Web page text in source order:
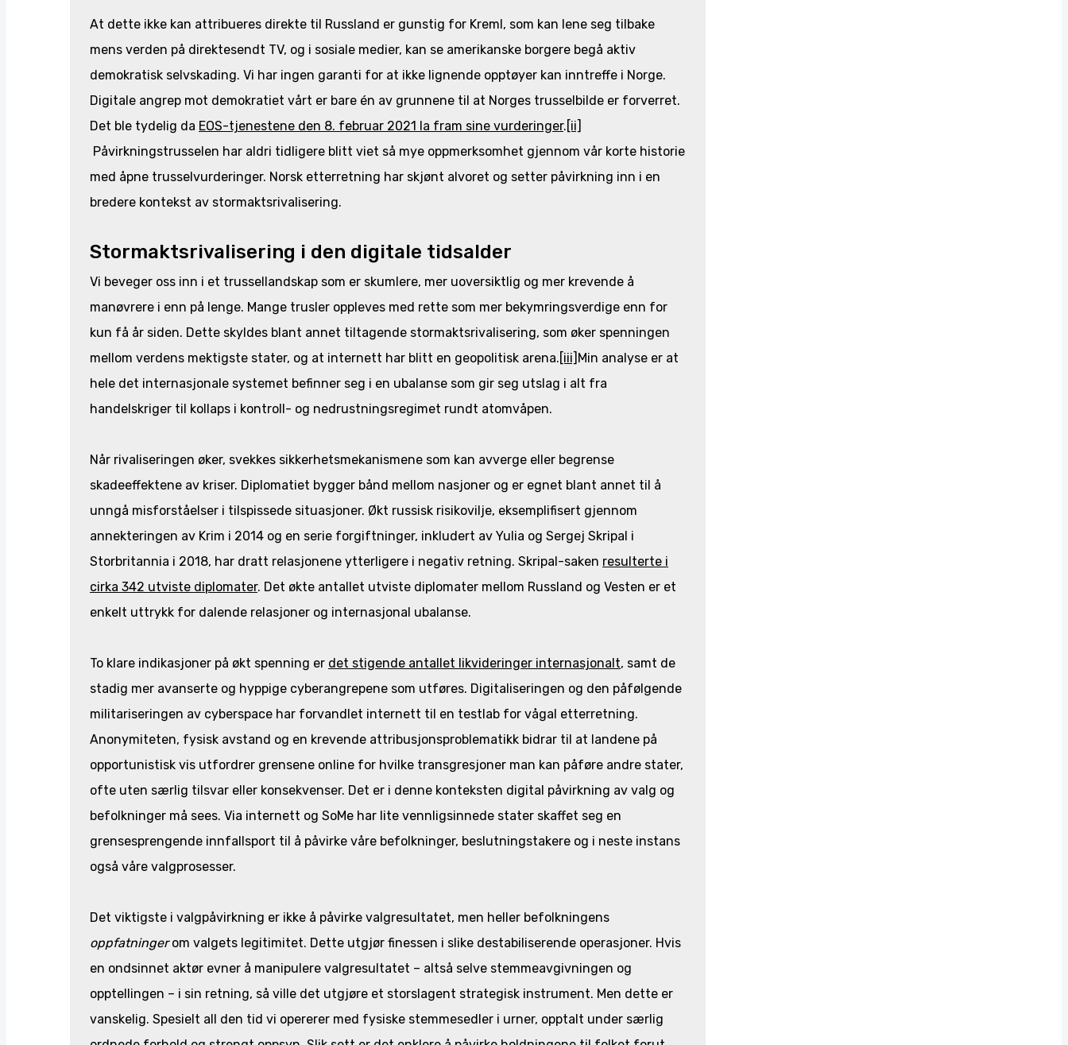
At dette ikke kan attribueres direkte til Russland er gunstig for Kreml, som kan lene seg tilbake
mens verden på direktesendt TV, og i sosiale medier, kan se amerikanske borgere begå aktiv
demokratisk selvskading. Vi har ingen garanti for at ikke lignende opptøyer kan inntreffe i Norge.
Digitale angrep mot demokratiet vårt er bare én av grunnene til at Norges trusselbilde er forverret.
Det ble tydelig da EOS-tjenestene den 8. februar 2021 la fram sine vurderinger. [ii]
Påvirkningstrusselen har aldri tidligere blitt viet så mye oppmerksomhet gjennom vår korte historie
med åpne trusselvurderinger. Norsk etterretning har skjønt alvoret og setter påvirkning inn i en
bredere kontekst av stormaktsrivalisering.
Stormaktsrivalisering i den digitale tidsalder
Vi beveger oss inn i et trussellandskap som er skumlere, mer uoversiktlig og mer krevende å
manøvrere i enn på lenge. Mange trusler oppleves med rette som mer bekymringsverdige enn for
kun få år siden. Dette skyldes blant annet tiltagende stormaktsrivalisering, som øker spenningen
mellom verdens mektigste stater, og at internett har blitt en geopolitisk arena. [iii] Min analyse er at
hele det internasjonale systemet befinner seg i en ubalanse som gir seg utslag i alt fra
handelskriger til kollaps i kontroll- og nedrustningsregimet rundt atomvåpen.
Når rivaliseringen øker, svekkes sikkerhetsmekanismene som kan avverge eller begrense
skadeeffektene av kriser. Diplomatiet bygger bånd mellom nasjoner og er egnet blant annet til å
unngå misforståelser i tilspissede situasjoner. Økt russisk risikovilje, eksemplifisert gjennom
annekteringen av Krim i 2014 og en serie forgiftninger, inkludert av Yulia og Sergej Skripal i
Storbritannia i 2018, har dratt relasjonene ytterligere i negativ retning. Skripal-saken resulterte i
cirka 342 utviste diplomater. Det økte antallet utviste diplomater mellom Russland og Vesten er et
enkelt uttrykk for dalende relasjoner og internasjonal ubalanse.
To klare indikasjoner på økt spenning er det stigende antallet likvideringer internasjonalt, samt de
stadig mer avanserte og hyppige cyberangrepene som utføres. Digitaliseringen og den påfølgende
militariseringen av cyberspace har forvandlet internett til en testlab for vågal etterretning.
Anonymiteten, fysisk avstand og en krevende attribusjonsproblematikk bidrar til at landene på
opportunistisk vis utfordrer grensene online for hvilke transgresjoner man kan påføre andre stater,
ofte uten særlig tilsvar eller konsekvenser. Det er i denne konteksten digital påvirkning av valg og
befolkninger må sees. Via internett og SoMe har lite vennligsinnede stater skaffet seg en
grensesprengende innfallsport til å påvirke våre befolkninger, beslutningstakere og i neste instans
også våre valgprosesser.
Det viktigste i valgpåvirkning er ikke å påvirke valgresultatet, men heller befolkningens
oppfatningerom valgets legitimitet. Dette utgjør finessen i slike destabiliserende operasjoner. Hvis
en ondsinnet aktør evner å manipulere valgresultatet – altså selve stemmeavgivningen og
opptellingen – i sin retning, så ville det utgjøre et storslagent strategisk instrument. Men dette er
vanskelig. Spesielt all den tid vi opererer med fysiske stemmesedler i urner, opptalt under særlig